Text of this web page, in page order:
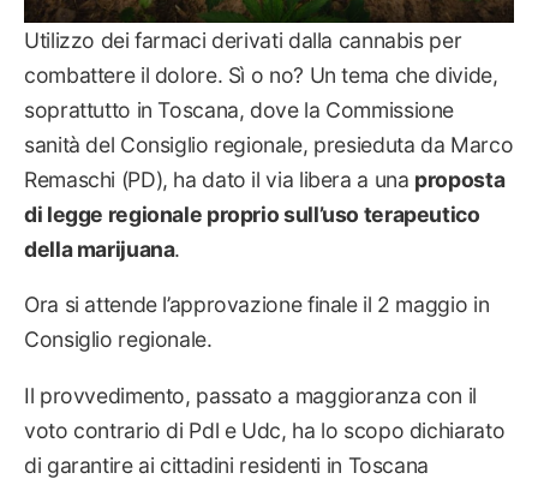
Utilizzo dei farmaci derivati dalla cannabis per
combattere il dolore. Sì o no? Un tema che divide,
soprattutto in Toscana, dove la Commissione
sanità del Consiglio regionale, presieduta da Marco
Remaschi (PD), ha dato il via libera a una proposta
di legge regionale proprio sull’uso terapeutico
della marijuana.
Ora si attende l’approvazione finale il 2 maggio in
Consiglio regionale.
Il provvedimento, passato a maggioranza con il
voto contrario di Pdl e Udc, ha lo scopo dichiarato
di garantire ai cittadini residenti in Toscana